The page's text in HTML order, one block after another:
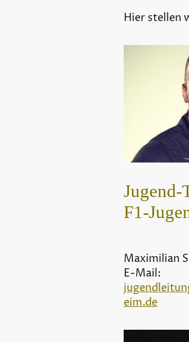
Hier stellen
Jugend-
F1-
Maximilian
E-Mail:
eim.de